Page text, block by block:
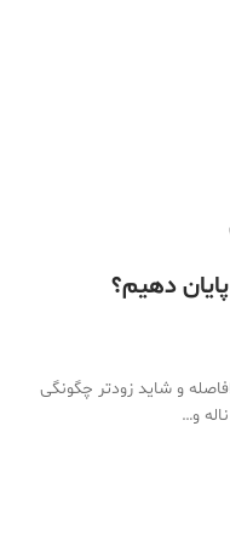
دهیم؟
و شاید زودتر چگونگی
و…